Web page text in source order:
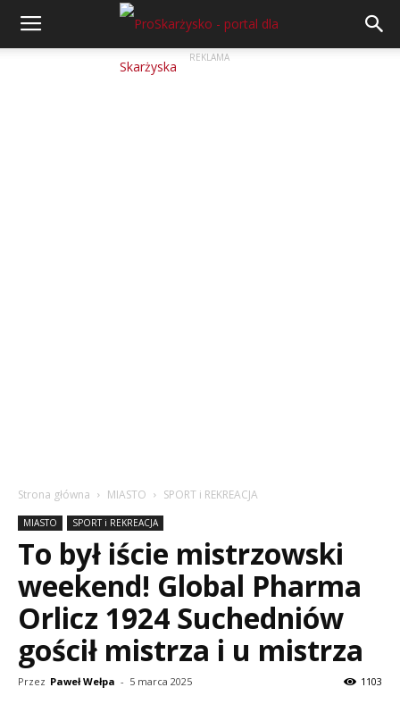
REKLAMA
Strona główna MIASTO SPORT i REKREACJA
MIASTO SPORT i REKREACJA
To był iście mistrzowski
weekend! Global Pharma
Orlicz 1924 Suchedniów
gościł mistrza i u mistrza
Przez Paweł Wełpa - 5 marca 2025 1103